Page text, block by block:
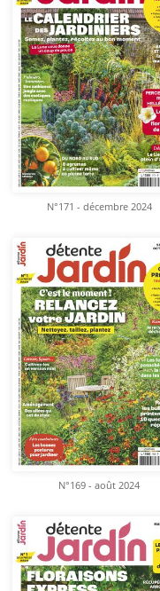
N°171 - décembre 2024
N°169 - août 2024